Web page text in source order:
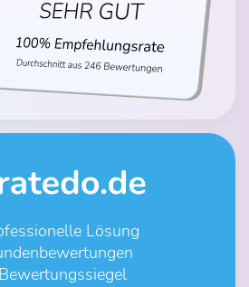
Lösung